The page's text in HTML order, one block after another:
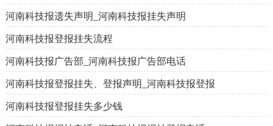
河南科技报遗失声明_河南科技报挂失声明
河南科技报登报挂失流程
河南科技报广告部_河南科技报广告部电话
河南科技报登报挂失、登报声明_河南科技报登报
河南科技报登报挂失多少钱